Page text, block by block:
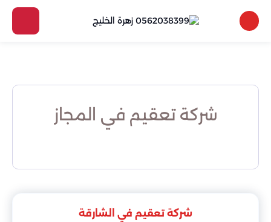
شركة تعقيم في المجاز
شركة تعقيم في الشارقة